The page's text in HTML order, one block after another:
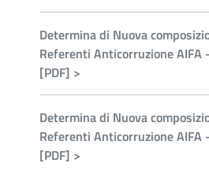
Determina di Nuova
Referenti Anticorruzione
[PDF] >
Determina di Nuova
Referenti Anticorruzione
[PDF] >